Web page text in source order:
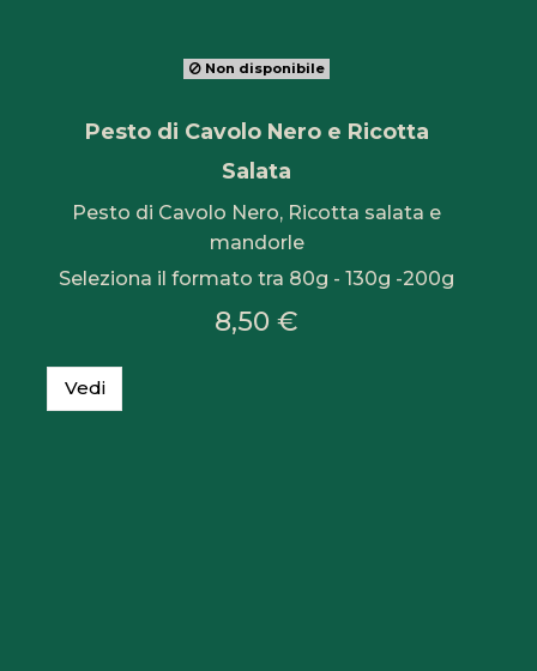
Non disponibile
Pesto di Cavolo Nero e Ricotta
Salata
Pesto di Cavolo Nero, Ricotta salata e
mandorle
Seleziona il formato tra 80g - 130g -200g
8,50 €
Vedi